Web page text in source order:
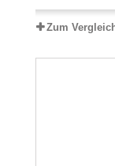
Zum